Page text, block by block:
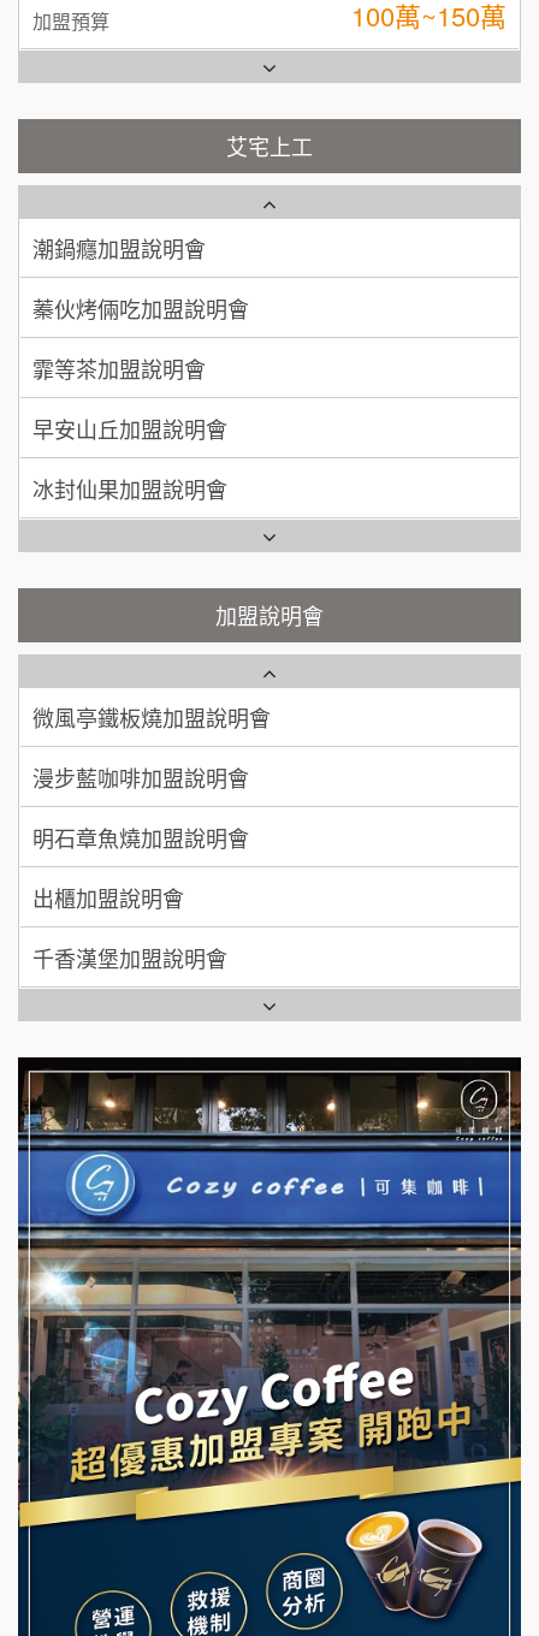
林 先生/小姐 屏東縣
吳 先生/小姐 屏東縣
加盟預算 100萬~200萬
周 先生/小姐 台北
加盟預算
徐 先生/小姐 新北市
加盟預算
何 先生/小姐
加盟預算 100萬~300萬
廖 先生/小姐
加盟預算
艾宅上工
台灣G湯加盟說明會
NU PASTA義大利麵加盟說明會
潮鍋癮加盟說明會
蓁伙烤倆吃加盟說明會
霏等茶加盟說明會
早安山丘加盟說明會
冰封仙果加盟說明會
Ramble Café 漫步藍咖啡加盟說明會
微風亭鐵板燒加盟說明會
鮮茶道加盟說明會
【曉妍美妝】誠徵行政櫃檯
自助洗衣店誠徵代洗收送人員(台中市)
MUSHEN徵SPA美容芳療師
日十。早午食加盟說明會
拾鑶火鍋加盟說明會
台灣G湯加盟說明會
彭富貴加盟說明會
NU PASTA義大利麵加盟說明會
潮鍋癮加盟說明會
蓁伙烤倆吃加盟說明會
霏等茶加盟說明會
早安山丘加盟說明會
冰封仙果加盟說明會
Ramble Café 漫步藍咖啡加盟說明會
微風亭鐵板燒加盟說明會
加盟說明會
藍象廷泰式火鍋加盟說明會
日十。早午食加盟說明會
上宇林加盟說明會
莫尼早餐Morni加盟說明會
手作功夫茶加盟說明會
SHARE TEA歇腳亭加盟說明會
潮味決-湯滷專門店加盟說明會
鮮茶道加盟說明會
微風亭鐵板燒加盟說明會
七盞茶加盟說明會
拉亞漢堡加盟說明會
杜芳子古味茶鋪加盟說明會
優握握×酸奶大獅加盟說明會
冬城門加盟說明會
拾鑶火鍋加盟說明會
阿性情趣無人販售所加盟明會
龍涎居好湯加盟說明會
舒油頭加盟說明會
義氣豐發雞加盟說明會